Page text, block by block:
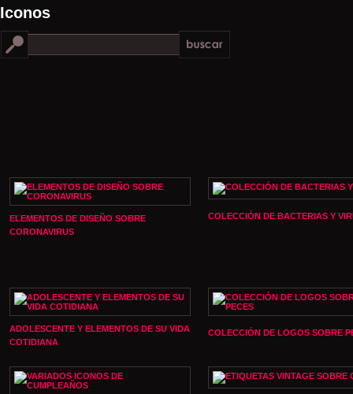
Iconos
ELEMENTOS DE DISEÑO SOBRE
CORONAVIRUS
COLECCIÓN DE BACTERIAS Y
ADOLESCENTE Y ELEMENTOS DE SU VIDA
COTIDIANA
COLECCIÓN DE LOGOS SOBRE